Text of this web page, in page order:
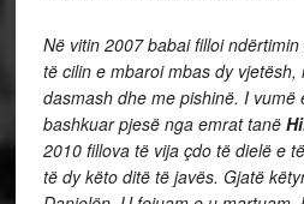
Në vitin 2007 babai filloi
të cilin e mbaroi mbas dy
dasmash dhe me pishinë. I vumë
bashkuar pjesë nga emrat tanë
2010 fillova të vija çdo të dielë e
të dy këto ditë të javës. Gjatë